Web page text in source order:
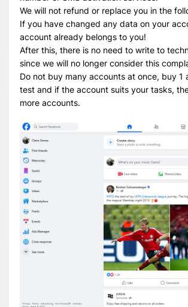
We will not refund or replace you in the
If you have changed any data on your
account already belongs to you!
After this, there is no need to write to
since we will no longer consider this
Do not buy many accounts at once, buy 1
test and if the account suits your tasks,
more accounts.